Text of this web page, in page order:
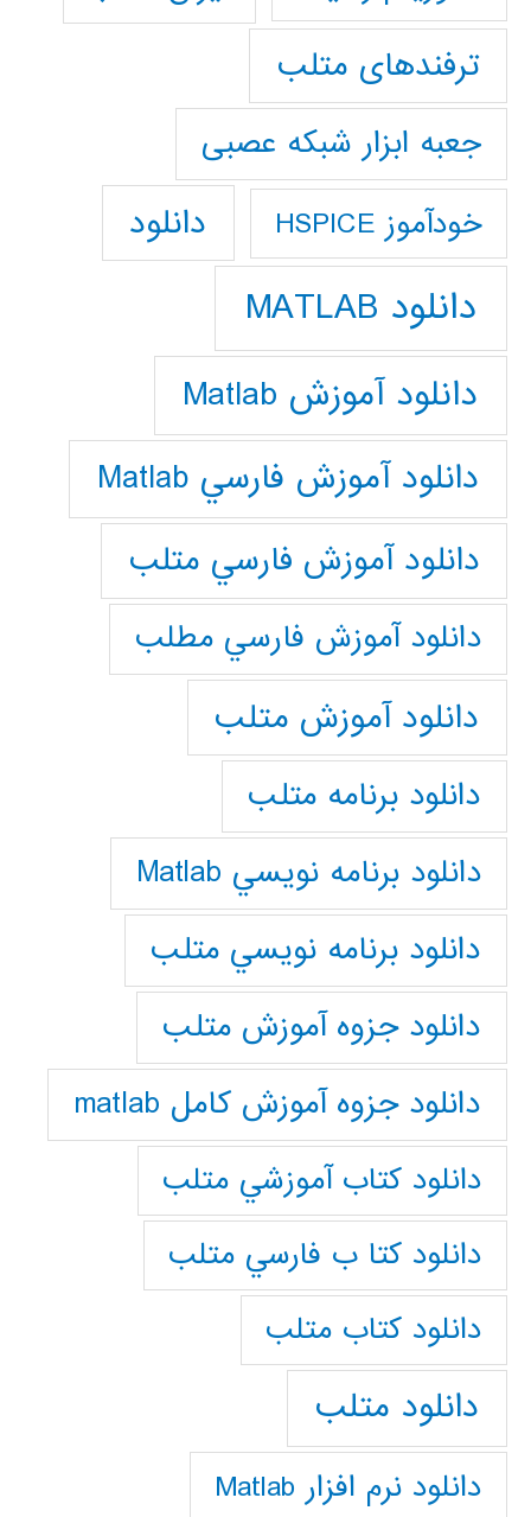
ترفندهای متلب
جعبه ابزار شبکه عصبی
خودآموز HSPICE دانلود
دانلود MATLAB
دانلود آموزش Matlab
دانلود آموزش فارسي Matlab
دانلود آموزش فارسي متلب
دانلود آموزش فارسي مطلب
دانلود آموزش متلب
دانلود برنامه متلب
دانلود برنامه نويسي Matlab
دانلود برنامه نويسي متلب
دانلود جزوه آموزش متلب
دانلود جزوه آموزش کامل matlab
دانلود كتاب آموزشي متلب
دانلود كتا ب فارسي متلب
دانلود كتاب متلب
دانلود متلب
دانلود نرم افزار Matlab